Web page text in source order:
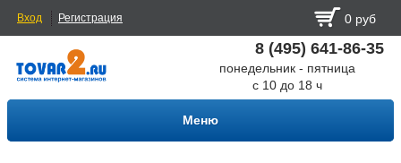
Вход Регистрация 0 руб
8 (495) 641-86-35
понедельник - пятница
с 10 до 18 ч
Меню